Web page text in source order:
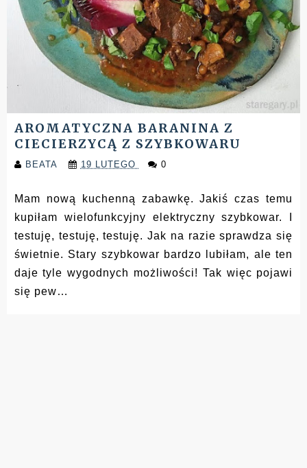
AROMATYCZNA BARANINA Z
CIECIERZYCĄ Z SZYBKOWARU
BEATA 19 LUTEGO 0
Mam nową kuchenną zabawkę. Jakiś czas temu
kupiłam wielofunkcyjny elektryczny szybkowar. I
testuję, testuję, testuję. Jak na razie sprawdza się
świetnie. Stary szybkowar bardzo lubiłam, ale ten
daje tyle wygodnych możliwości! Tak więc pojawi
się pew…